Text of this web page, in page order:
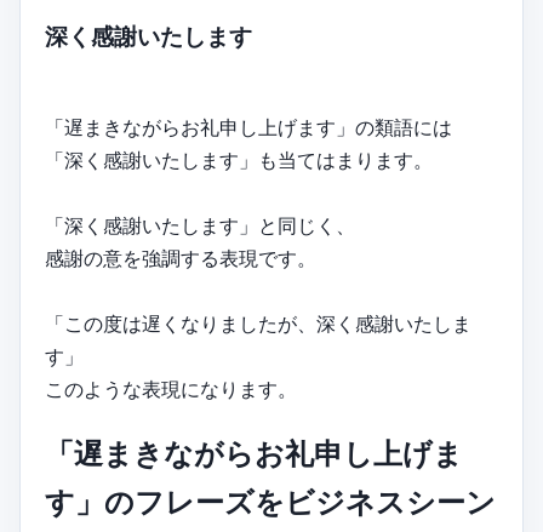
深く感謝いたします
「遅まきながらお礼申し上げます」の類語には
「深く感謝いたします」も当てはまります。
「深く感謝いたします」と同じく、
感謝の意を強調する表現です。
「この度は遅くなりましたが、深く感謝いたしま
す」
このような表現になります。
「遅まきながらお礼申し上げま
す」のフレーズをビジネスシーン